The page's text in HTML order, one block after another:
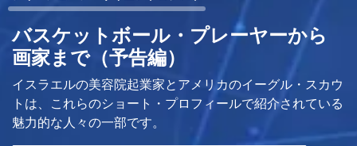
バスケットボール・プレーヤーから
画家まで（予告編）
イスラエルの美容院起業家とアメリカのイーグル・スカウ
トは、これらのショート・プロフィールで紹介されている
魅力的な人々の一部です。